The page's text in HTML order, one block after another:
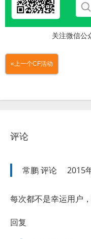
关注微信公
«上一个CF活动
评论
常鹏评论 2015
每次都不是幸运用户
回复